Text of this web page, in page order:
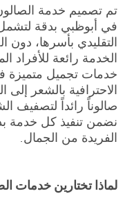
تم تصميم خدمة
في أبوظبي بدقة
التقليدي بأسرها، دون
الخدمة رائعة للأفراد
خدمات تجميل متميزة
الاحترافية بالشعر إلى
صالوناً رائداً لتصفيف
نضمن تنفيذ كل خدمة
الفريدة من الجمال.
لماذا تختارين خدمات